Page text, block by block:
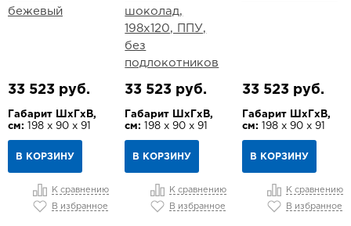
бежевый
33 523 руб.
Габарит ШхГхВ,
см: 198 х 90 х 91
В КОРЗИНУ
К сравнению
В избранное
шоколад,
198х120, ППУ,
без
подлокотников
33 523 руб.
Габарит ШхГхВ,
см:
198 х 90 х 91
В КОРЗИНУ
К сравнению
В избранное
33 523 руб.
Габарит ШхГхВ,
см: 198 х 90 х 91
В КОРЗИНУ
К сравнению
В избранное